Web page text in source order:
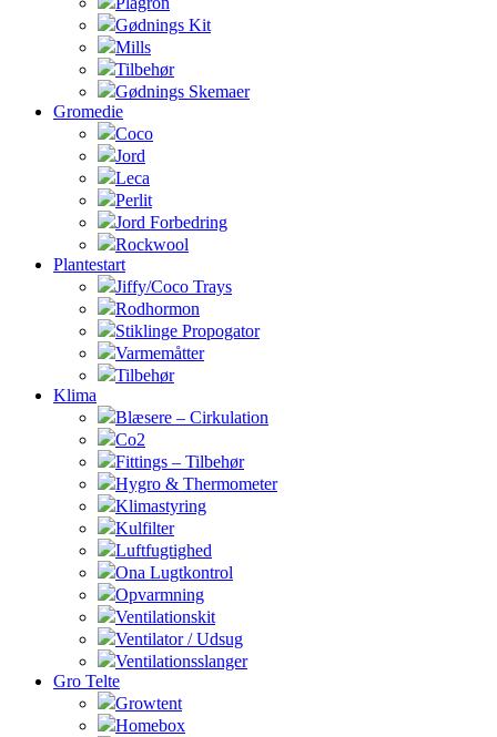
Gødnings Kit
Mills
Tilbehør
Gødnings Skemaer
Gromedie
Coco
Jord
Leca
Perlit
Jord Forbedring
Rockwool
Plantestart
Jiffy/Coco Trays
Rodhormon
Stiklinge Propogator
Varmemåtter
Tilbehør
Klima
Blæsere – Cirkulation
Co2
Fittings – Tilbehør
Hygro & Thermometer
Klimastyring
Kulfilter
Luftfugtighed
Ona Lugtkontrol
Opvarmning
Ventilationskit
Ventilator / Udsug
Ventilationsslanger
Gro Telte
Growtent
Homebox